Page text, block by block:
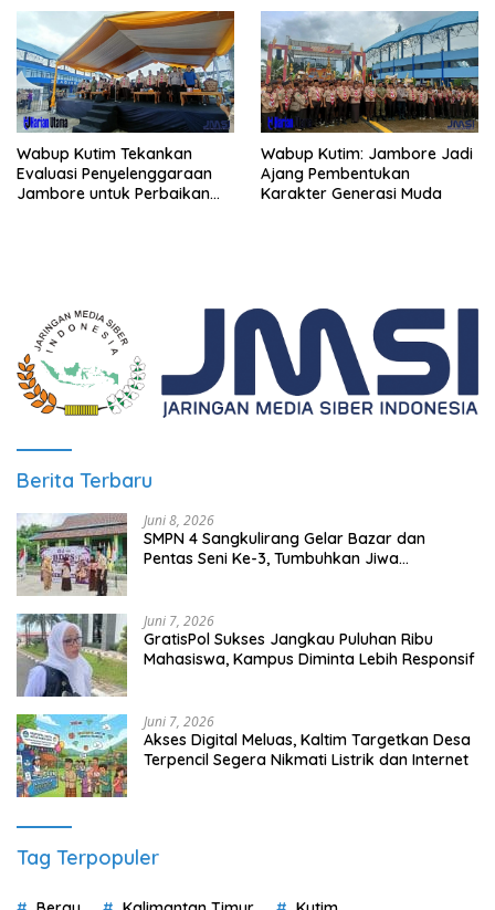
Wabup Kutim Tekankan
Evaluasi Penyelenggaraan
Jambore untuk Perbaikan
Wabup Kutim: Jambore Jadi
Ajang Pembentukan
Karakter Generasi Muda
Berita Terbaru
Juni 8, 2026
SMPN 4 Sangkulirang Gelar Bazar dan
Pentas Seni Ke-3, Tumbuhkan Jiwa
Juni 7, 2026
GratisPol Sukses Jangkau Puluhan Ribu
Mahasiswa, Kampus Diminta Lebih Responsif
Juni 7, 2026
Akses Digital Meluas, Kaltim Targetkan Desa
Terpencil Segera Nikmati Listrik dan Internet
Tag Terpopuler